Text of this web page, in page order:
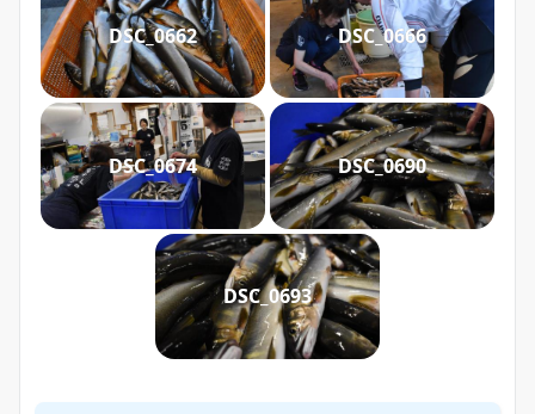
DSC_0662 DSC_0666
DSC_0674 DSC_0690
DSC_0693